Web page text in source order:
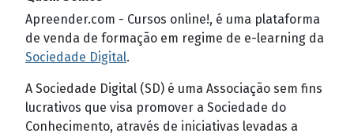
Apreender.com - Cursos online!, é uma plataforma
de venda de formação em regime de e-learning da
Sociedade Digital.
A Sociedade Digital (SD) é uma Associação sem fins
lucrativos que visa promover a Sociedade do
Conhecimento, através de iniciativas levadas a